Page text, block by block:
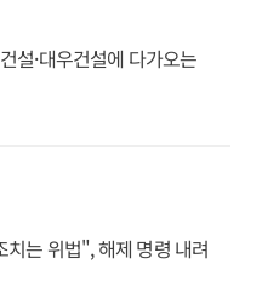
설·대우건설에 다가오는
는 위법", 해제 명령 내려